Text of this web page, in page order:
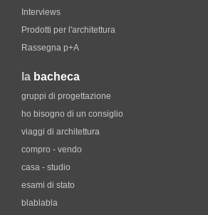
Interviews
Prodotti per l'architettura
Rassegna p+A
la bacheca
gruppi di progettazione
ho bisogno di un consiglio
viaggi di architettura
compro - vendo
casa - studio
esami di stato
blablabla